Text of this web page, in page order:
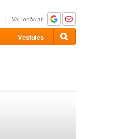
Vai ienāc ar
Vēstules